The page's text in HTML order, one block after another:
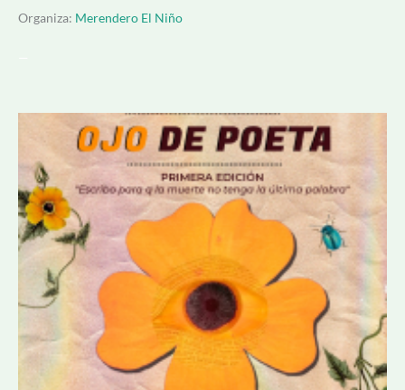
Organiza: Merendero El Niño